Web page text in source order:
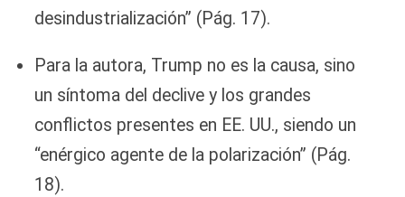
desindustrialización” (Pág. 17).
Para la autora, Trump no es la causa, sino
un síntoma del declive y los grandes
conflictos presentes en EE. UU., siendo un
“enérgico agente de la polarización” (Pág.
18).